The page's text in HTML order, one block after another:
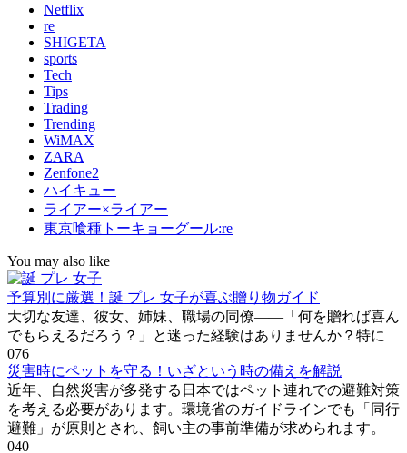
Netflix
re
SHIGETA
sports
Tech
Tips
Trading
Trending
WiMAX
ZARA
Zenfone2
ハイキュー
ライアー×ライアー
東京喰種トーキョーグール:re
You may also like
予算別に厳選！誕 プレ 女子が喜ぶ贈り物ガイド
大切な友達、彼女、姉妹、職場の同僚――「何を贈れば喜ん
でもらえるだろう？」と迷った経験はありませんか？特に
076
災害時にペットを守る！いざという時の備えを解説
近年、自然災害が多発する日本ではペット連れでの避難対策
を考える必要があります。環境省のガイドラインでも「同行
避難」が原則とされ、飼い主の事前準備が求められます。
040